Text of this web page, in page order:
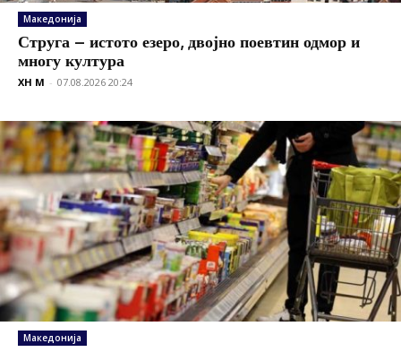
Македонија
Струга – истото езеро, двојно поевтин одмор и
многу култура
XH M - 07.08.2026 20:24
Македонија